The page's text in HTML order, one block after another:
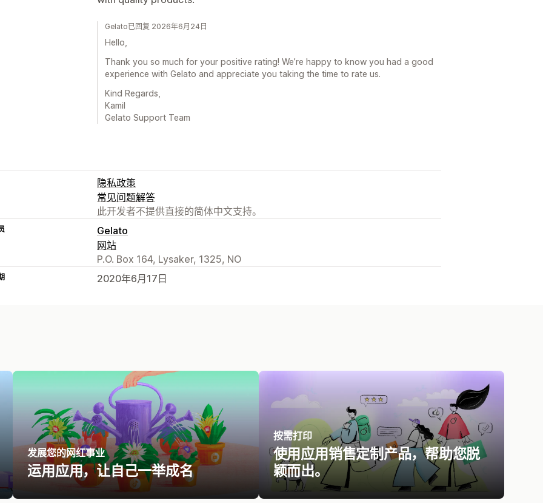
Gelato已回复 2026年6月24日
Hello,
Thank you so much for your positive rating! We’re happy to know you had a good
experience with Gelato and appreciate you taking the time to rate us.
Kind Regards,
Kamil
Gelato Support Team
隐私政策
常见问题解答
此开发者不提供直接的简体中文支持。
Gelato
网站
P.O. Box 164, Lysaker, 1325, NO
2020年6月17日
发展您的网红事业
运用应用，让自己一举成名
按需打印
使用应用销售定制产品，帮助您脱
颖而出。